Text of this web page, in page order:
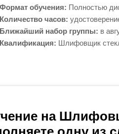
Формат обучения: Полностью
Количество часов:
Ближайший набор группы: в
Квалификация: Шлифовщик
на